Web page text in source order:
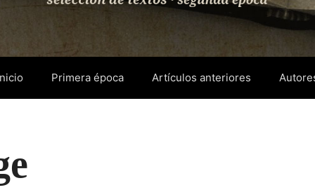
Primera época Artículos anteriores